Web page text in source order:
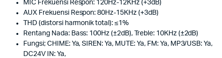
MIC Frekuensi Respon: 120Hz-12KHz (+3dB)
AUX Frekuensi Respon: 80Hz-15KHz (+3dB)
THD (distorsi harmonik total): ≤1%
Rentang Nada: Bass: 100Hz (±2dB), Treble: 10KHz (±2dB)
Fungsi; CHIME: Ya, SIREN: Ya, MUTE: Ya, FM: Ya, MP3/USB: Ya,
DC24V IN: Ya,